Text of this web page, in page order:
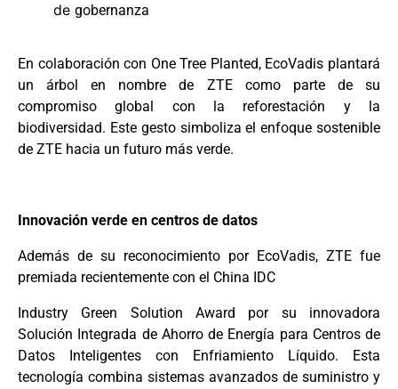
de gobernanza
En colaboración con One Tree Planted, EcoVadis plantará
un árbol en nombre de ZTE como parte de su
compromiso global con la reforestación y la
biodiversidad. Este gesto simboliza el enfoque sostenible
de ZTE hacia un futuro más verde.
Innovación verde en centros de datos
Además de su reconocimiento por EcoVadis, ZTE fue
premiada recientemente con el China IDC
Industry Green Solution Award por su innovadora
Solución Integrada de Ahorro de Energía para Centros de
Datos Inteligentes con Enfriamiento Líquido. Esta
tecnología combina sistemas avanzados de suministro y